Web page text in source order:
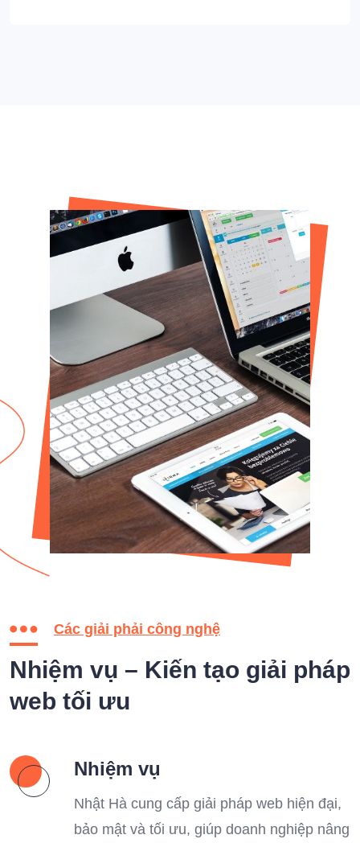
Các giải phải công nghệ
Nhiệm vụ – Kiến tạo giải pháp
web tối ưu
Nhiệm vụ
Nhật Hà cung cấp giải pháp web hiện đại,
bảo mật và tối ưu, giúp doanh nghiệp nâng